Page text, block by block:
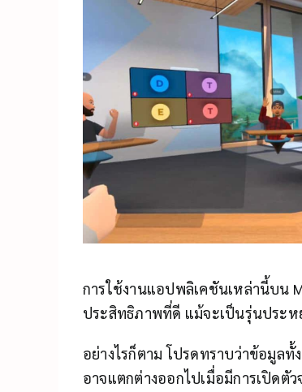
การใช้งานแอปพลิเคชันเหล่านี้บน
ประสิทธิภาพที่ดี แม้จะเป็นรุ่นประ
อย่างไรก็ตาม โปรดทราบว่าข้อมูลทั้
อาจแตกต่างออกไปเมื่อมีการเปิดตัว